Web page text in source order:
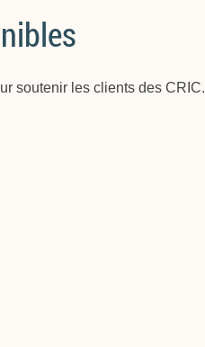
soutenir les clients des CRIC.